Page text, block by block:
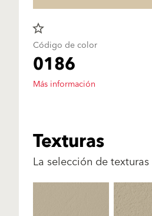
star_border
Código de color
0186
Más información
Texturas
La selección de